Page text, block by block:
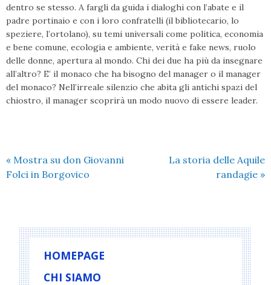
dentro se stesso. A fargli da guida i dialoghi con l’abate e il
padre portinaio e con i loro confratelli (il bibliotecario, lo
speziere, l’ortolano), su temi universali come politica, economia
e bene comune, ecologia e ambiente, verità e fake news, ruolo
delle donne, apertura al mondo. Chi dei due ha più da insegnare
all’altro? E’ il monaco che ha bisogno del manager o il manager
del monaco? Nell’irreale silenzio che abita gli antichi spazi del
chiostro, il manager scoprirà un modo nuovo di essere leader.
« Mostra su don Giovanni
Folci in Borgovico
La storia delle Aquile
randagie »
HOMEPAGE
CHI SIAMO